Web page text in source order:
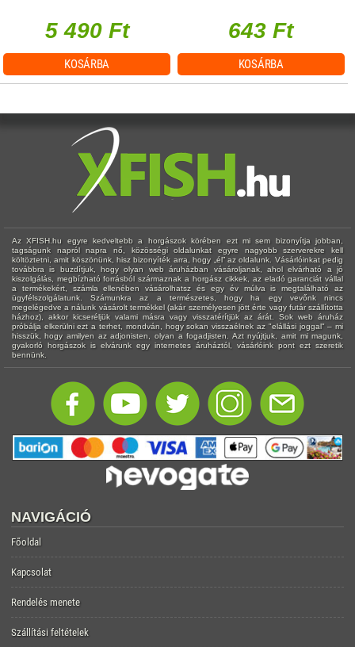
5 490 Ft
KOSÁRBA
643 Ft
KOSÁRBA
Az XFISH.hu egyre kedveltebb a horgászok körében ezt mi sem bizonyítja jobban,
tagságunk napról napra nő, közösségi oldalunkat egyre nagyobb szerverekre kell
költöztetni, amit köszönünk, hisz bizonyíték arra, hogy „él” az oldalunk. Vásárlóinkat pedig
továbbra is buzdítjuk, hogy olyan web áruházban vásároljanak, ahol elvárható a jó
kiszolgálás, megbízható forrásból származnak a horgász cikkek, az eladó garanciát vállal
a termékekért, számla ellenében vásárolhatsz és egy év múlva is megtalálható az
ügyfélszolgálatunk. Számunkra az a természetes, hogy ha egy vevőnk nincs
megelégedve a nálunk vásárolt termékkel (akár személyesen jött érte vagy futár szállította
házhoz), akkor kicseréljük valami másra vagy visszatérítjük az árát. Sok web áruház
próbálja elkerülni ezt a terhet, mondván, hogy sokan visszaélnek az "elállási joggal" – mi
hisszük, hogy amilyen az adjonisten, olyan a fogadjisten. Azt nyújtjuk, amit mi magunk,
gyakorló horgászok is elvárunk egy internetes áruháztól, vásárlóink pont ezt szeretik
bennünk.
NAVIGÁCIÓ
Főoldal
Kapcsolat
Rendelés menete
Szállítási feltételek